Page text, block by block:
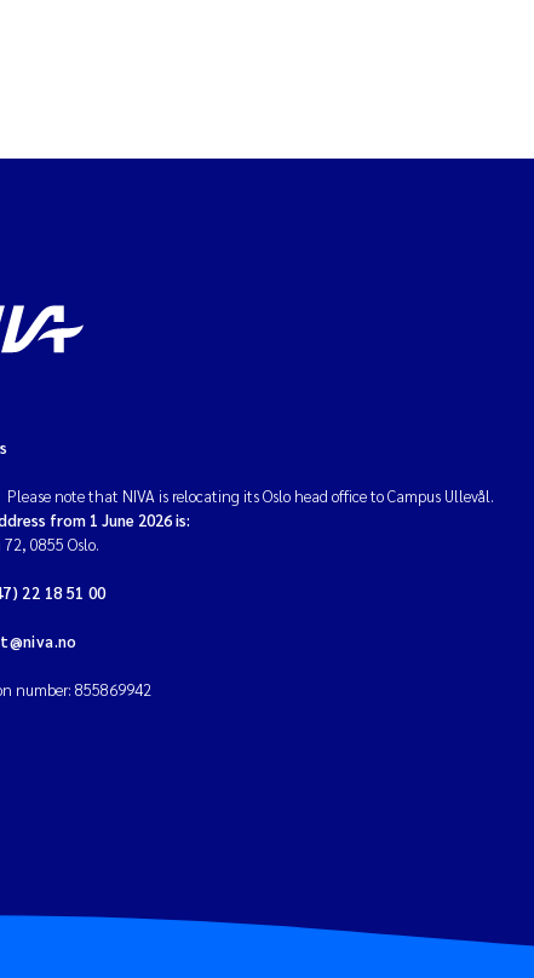
Please note that NIVA is relocating its Oslo head office to Campus Ullevål.
from 1 June 2026 is:
72, 0855 Oslo.
22 18 51 00
number: 855869942